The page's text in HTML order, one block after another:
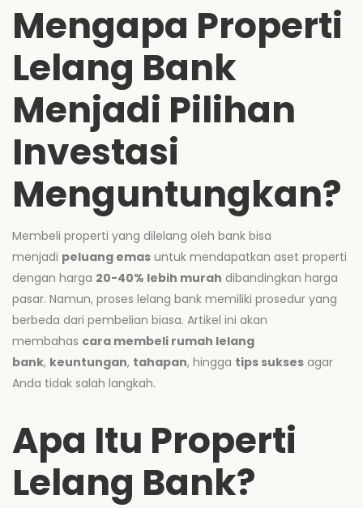
Mengapa Properti
Lelang Bank
Menjadi Pilihan
Investasi
Menguntungkan?
Membeli properti yang dilelang oleh bank bisa
menjadi peluang emas untuk mendapatkan aset properti
dengan harga 20-40% lebih murah dibandingkan harga
pasar. Namun, proses lelang bank memiliki prosedur yang
berbeda dari pembelian biasa. Artikel ini akan
membahas cara membeli rumah lelang
bank, keuntungan, tahapan, hingga tips sukses agar
Anda tidak salah langkah.
Apa Itu Properti
Lelang Bank?